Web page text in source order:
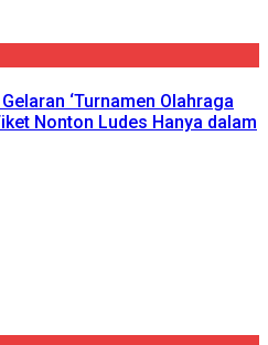
‘Turnamen Olahraga
Nonton Ludes Hanya dalam